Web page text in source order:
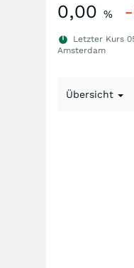
0,00 %
Letzter Kurs
Amsterdam
Übersicht